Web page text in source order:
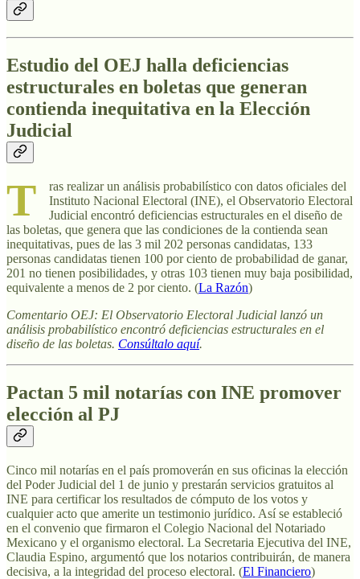
Estudio del OEJ halla deficiencias
estructurales en boletas que generan
contienda inequitativa en la Elección
Judicial
T
ras realizar un análisis probabilístico con datos oficiales del
Instituto Nacional Electoral (INE), el Observatorio Electoral
Judicial encontró deficiencias estructurales en el diseño de
las boletas, que genera que las condiciones de la contienda sean
inequitativas, pues de las 3 mil 202 personas candidatas, 133
personas candidatas tienen 100 por ciento de probabilidad de ganar,
201 no tienen posibilidades, y otras 103 tienen muy baja posibilidad,
equivalente a menos de 2 por ciento. (La Razón)
Comentario OEJ: El Observatorio Electoral Judicial lanzó un
análisis probabilístico encontró deficiencias estructurales en el
diseño de las boletas. Consúltalo aquí.
Pactan 5 mil notarías con INE promover
elección al PJ
Cinco mil notarías en el país promoverán en sus oficinas la elección
del Poder Judicial del 1 de junio y prestarán servicios gratuitos al
INE para certificar los resultados de cómputo de los votos y
cualquier acto que amerite un testimonio jurídico. Así se estableció
en el convenio que firmaron el Colegio Nacional del Notariado
Mexicano y el organismo electoral. La Secretaria Ejecutiva del INE,
Claudia Espino, argumentó que los notarios contribuirán, de manera
decisiva, a la integridad del proceso electoral. (El Financiero)